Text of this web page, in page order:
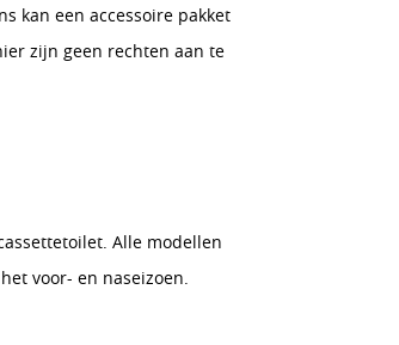
kan een accessoire pakket
zijn geen rechten aan te
Alle modellen
voor- en naseizoen.